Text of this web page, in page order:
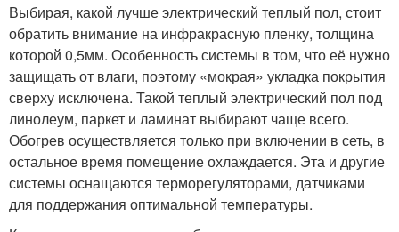
Выбирая, какой лучше электрический теплый пол, стоит
обратить внимание на инфракрасную пленку, толщина
которой 0,5мм. Особенность системы в том, что её нужно
защищать от влаги, поэтому «мокрая» укладка покрытия
сверху исключена. Такой теплый электрический пол под
линолеум, паркет и ламинат выбирают чаще всего.
Обогрев осуществляется только при включении в сеть, в
остальное время помещение охлаждается. Эта и другие
системы оснащаются терморегуляторами, датчиками
для поддержания оптимальной температуры.